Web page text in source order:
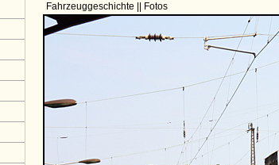
Fahrzeuggeschichte || Fotos